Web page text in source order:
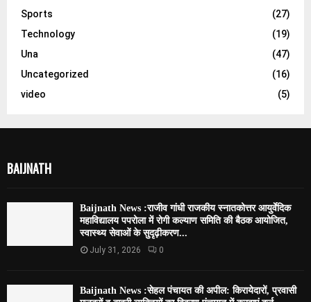
Sports
(27)
Technology
(19)
Una
(47)
Uncategorized
(16)
video
(5)
BAIJNATH
Baijnath News :राजीव गांधी राजकीय स्नातकोत्तर आयुर्वेदिक
महाविद्यालय पपरोला में रोगी कल्याण समिति की बैठक आयोजित,
स्वास्थ्य सेवाओं के सुदृढ़ीकरण...
July 31, 2026 0
Baijnath News :सेहल पंचायत की अपील: किरायेदारों, प्रवासी